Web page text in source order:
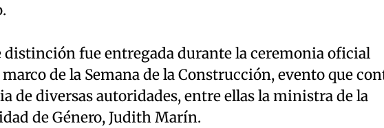
fue entregada durante la ceremonia oficial
de la Semana de la Construcción, evento que
de diversas autoridades, entre ellas la ministra de la
de Género, Judith Marín.